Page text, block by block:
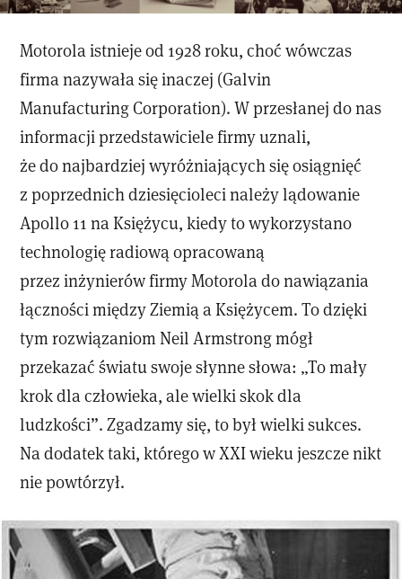
Motorola istnieje od 1928 roku, choć wówczas
firma nazywała się inaczej (Galvin
Manufacturing Corporation). W przesłanej do nas
informacji przedstawiciele firmy uznali,
że do najbardziej wyróżniających się osiągnięć
z poprzednich dziesięcioleci należy lądowanie
Apollo 11 na Księżycu, kiedy to wykorzystano
technologię radiową opracowaną
przez inżynierów firmy Motorola do nawiązania
łączności między Ziemią a Księżycem. To dzięki
tym rozwiązaniom Neil Armstrong mógł
przekazać światu swoje słynne słowa: „To mały
krok dla człowieka, ale wielki skok dla
ludzkości”. Zgadzamy się, to był wielki sukces.
Na dodatek taki, którego w XXI wieku jeszcze nikt
nie powtórzył.